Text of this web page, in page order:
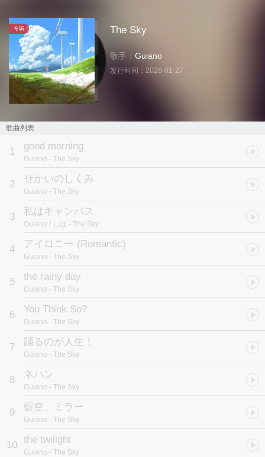
专辑 The Sky
歌手： Guiano
发行时间： 2026-01-27
歌曲列表
1 good morning
Guiano - The Sky
2 せかいのしくみ
Guiano - The Sky
3 私はキャンバス
Guiano / しほ - The Sky
4 アイロニー (Romantic)
Guiano - The Sky
5 the rainy day
Guiano - The Sky
6 You Think So?
Guiano - The Sky
7 踊るのが人生！
Guiano - The Sky
8 ネハン
Guiano - The Sky
9 藍空、ミラー
Guiano - The Sky
10 the twilight
Guiano - The Sky